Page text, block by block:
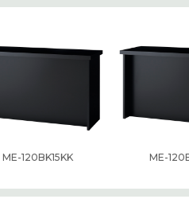
ME-120BK15KK ME-